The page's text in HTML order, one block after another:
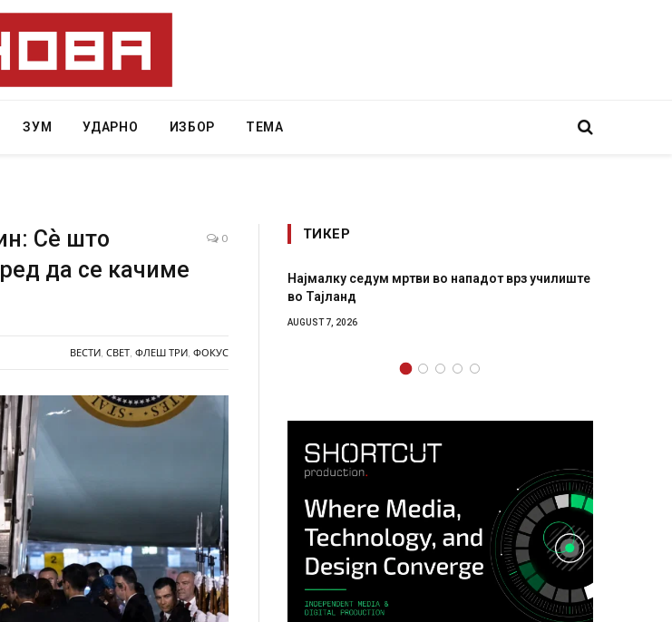
ЗУМ УДАРНО ИЗБОР ТЕМА
Сѐ што
да се качиме
0
ВЕСТИ СВЕТ ФЛЕШ ТРИ ФОКУС
ТИКЕР
седум мртви во нападот врз училиште
СОЗИС: Украинците повеќе им веруваат на
генералите отколку на Зеленски
AUGUST 7, 2026